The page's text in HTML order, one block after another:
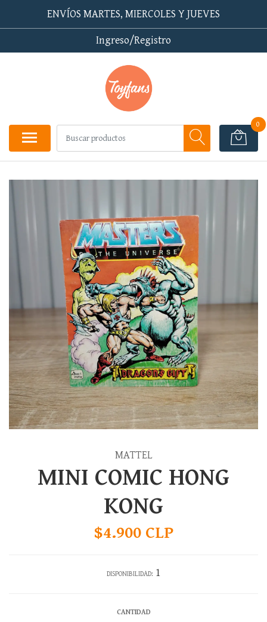
ENVÍOS MARTES, MIERCOLES Y JUEVES
Ingreso/Registro
0
MATTEL
MINI COMIC HONG
KONG
$4.900 CLP
DISPONIBILIDAD: 1
CANTIDAD